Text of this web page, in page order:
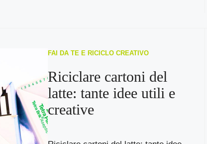
FAI DA TE E RICICLO CREATIVO
Riciclare cartoni del
latte: tante idee utili e
creative